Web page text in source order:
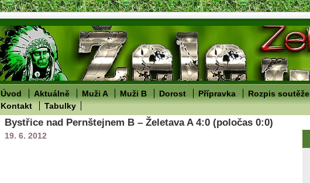
Úvod Aktuálně Muži A Muži B Dorost Přípravka Rozpis soutěže
Kontakt
Tabulky
Bystřice nad Pernštejnem B – Želetava A 4:0 (poločas 0:0)
19. 6. 2012